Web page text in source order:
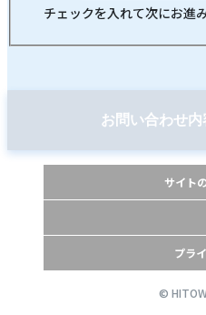
チェックを入れて次にお進
お問い合わせ
サイト
プラ
©